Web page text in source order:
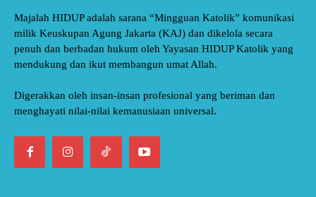
Majalah HIDUP adalah sarana “Mingguan Katolik” komunikasi
milik Keuskupan Agung Jakarta (KAJ) dan dikelola secara
penuh dan berbadan hukum oleh Yayasan HIDUP Katolik yang
mendukung dan ikut membangun umat Allah.
Digerakkan oleh insan-insan profesional yang beriman dan
menghayati nilai-nilai kemanusiaan universal.